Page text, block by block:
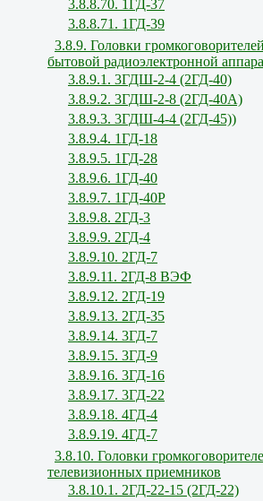
3.8.8.70. 1ГД-37
3.8.8.71. 1ГД-39
3.8.9. Головки
бытовой радиоэлектронной
3.8.9.1. 3ГДШ-2-4 (2ГД-40)
3.8.9.2. 3ГДШ-2-8 (2ГД-40А)
3.8.9.3. 3ГДШ-4-4 (2ГД-45))
3.8.9.4. 1ГД-18
3.8.9.5. 1ГД-28
3.8.9.6. 1ГД-40
3.8.9.7. 1ГД-40Р
3.8.9.8. 2ГД-3
3.8.9.9. 2ГД-4
3.8.9.10. 2ГД-7
3.8.9.11. 2ГД-8 ВЭФ
3.8.9.12. 2ГД-19
3.8.9.13. 2ГД-35
3.8.9.14. 3ГД-7
3.8.9.15. 3ГД-9
3.8.9.16. 3ГД-16
3.8.9.17. 3ГД-22
3.8.9.18. 4ГД-4
3.8.9.19. 4ГД-7
3.8.10. Головки
телевизионных приемников
3.8.10.1. 2ГД-22-15 (2ГД-22)